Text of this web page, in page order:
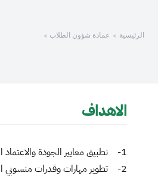
الرئيسية عمادة شؤون الطلاب
الاهداف
1- تطبيق معايير الجودة والاعتماد المؤسسي في عمادة شؤون الطلاب
2- تطوير مهارات وقدرات منسوبي العمادة والطلبة